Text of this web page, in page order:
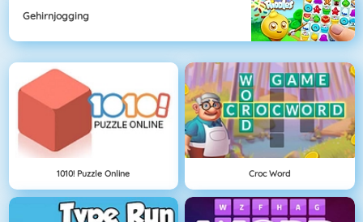
Gehirnjogging
1010! Puzzle Online Croc Word